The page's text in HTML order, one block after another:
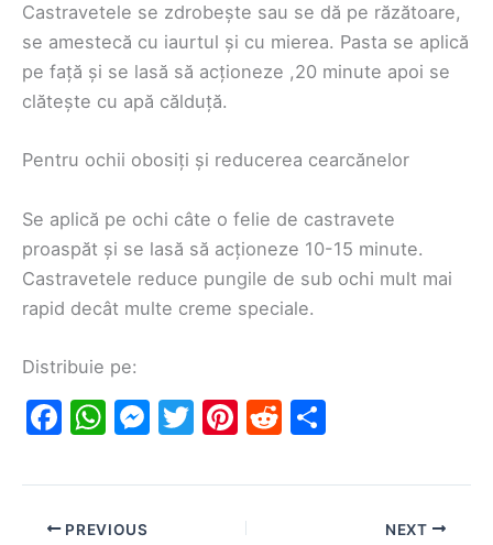
Castravetele se zdrobește sau se dă pe răzătoare,
se amestecă cu iaurtul și cu mierea. Pasta se aplică
pe față și se lasă să acționeze ,20 minute apoi se
clătește cu apă călduță.
Pentru ochii obosiți și reducerea cearcănelor
Se aplică pe ochi câte o felie de castravete
proaspăt și se lasă să acționeze 10-15 minute.
Castravetele reduce pungile de sub ochi mult mai
rapid decât multe creme speciale.
Distribuie pe:
F
c
e
W
at
s
M
s
T
itt
Pi
er
e
R
d ar
PREVIOUS NEXT